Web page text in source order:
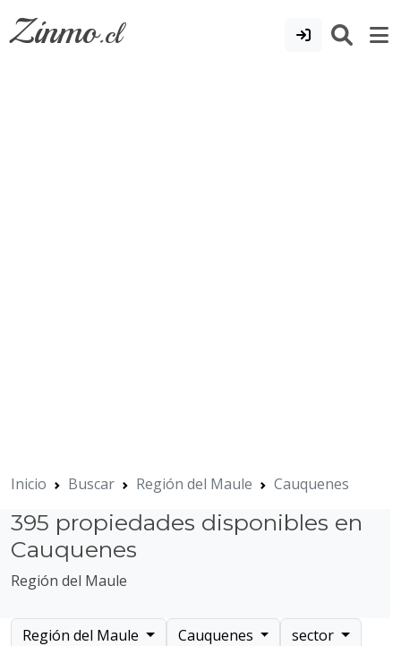
Zinmo.cl
Inicio Buscar Región del Maule Cauquenes
395 propiedades disponibles en
Cauquenes
Región del Maule
Región del Maule Cauquenes
sector